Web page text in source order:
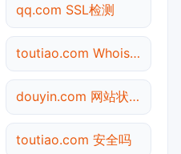
qq.com SSL检测
toutiao.com Whois查询
douyin.com 网站状态
toutiao.com 安全吗